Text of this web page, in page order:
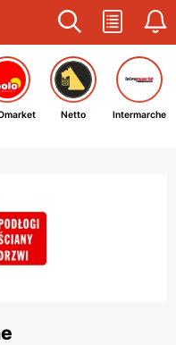
Netto Intermarche